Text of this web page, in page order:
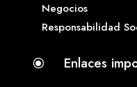
Negocios
Responsabilidad
\ Enlaces